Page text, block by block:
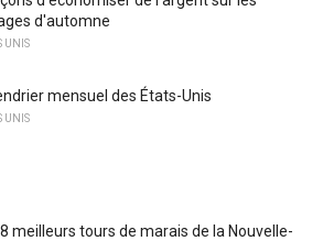
d'automne
UNIS
mensuel des États-Unis
UNIS
8 meilleurs tours de marais de la Nouvelle-